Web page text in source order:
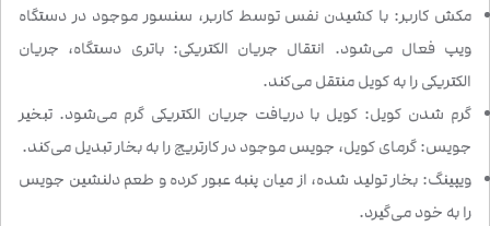
مکش کاربر: با کشیدن نفس توسط کاربر، سنسور موجود در دستگاه
ویپ فعال می‌شود. انتقال جریان الکتریکی: باتری دستگاه، جریان
الکتریکی را به کویل منتقل می‌کند.
گرم شدن کویل: کویل با دریافت جریان الکتریکی گرم می‌شود. تبخیر
جویس: گرمای کویل، جویس موجود در کارتریج را به بخار تبدیل می‌کند.
ویپینگ: بخار تولید شده، از میان پنبه عبور کرده و طعم دلنشین جویس
را به خود می‌گیرد.